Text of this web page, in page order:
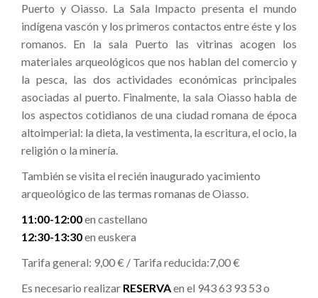
Puerto y Oiasso. La Sala Impacto presenta el mundo
indígena vascón y los primeros contactos entre éste y los
romanos. En la sala Puerto las vitrinas acogen los
materiales arqueológicos que nos hablan del comercio y
la pesca, las dos actividades económicas principales
asociadas al puerto. Finalmente, la sala Oiasso habla de
los aspectos cotidianos de una ciudad romana de época
altoimperial: la dieta, la vestimenta, la escritura, el ocio, la
religión o la minería.
También se visita el recién inaugurado yacimiento
arqueológico de las termas romanas de Oiasso.
11:00-12:00en castellano
12:30-13:30en euskera
Tarifa general: 9,00 € / Tarifa reducida:7,00 €
Es necesario realizar RESERVAen el 943 63 93 53 o